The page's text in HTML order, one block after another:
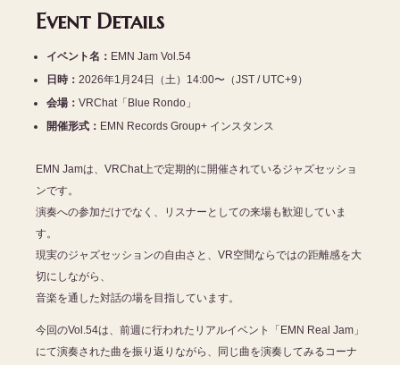
Event Details
イベント名： EMN Jam Vol.54
日時： 2026年1月24日（土）14:00〜（JST / UTC+9）
会場： VRChat「Blue Rondo」
開催形式： EMN Records Group+ インスタンス
EMN Jamは、VRChat上で定期的に開催されているジャズセッショ
ンです。
演奏への参加だけでなく、リスナーとしての来場も歓迎していま
す。
現実のジャズセッションの自由さと、VR空間ならではの距離感を大
切にしながら、
音楽を通した対話の場を目指しています。
今回のVol.54は、前週に行われたリアルイベント「EMN Real Jam」
にて演奏された曲を振り返りながら、同じ曲を演奏してみるコーナ